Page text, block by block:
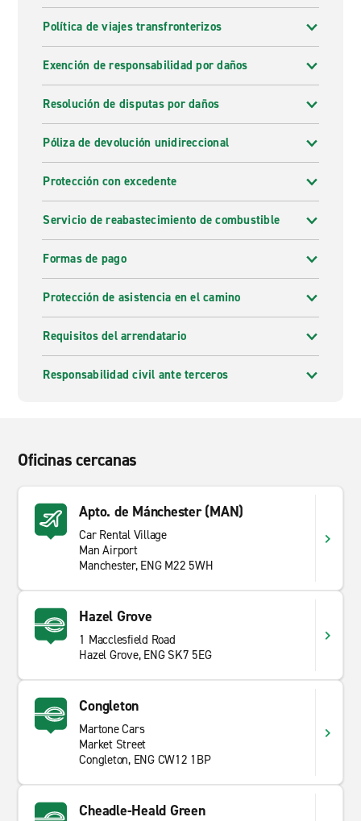
Política de viajes transfronterizos
Exención de responsabilidad por daños
Resolución de disputas por daños
Póliza de devolución unidireccional
Protección con excedente
Servicio de reabastecimiento de combustible
Formas de pago
Protección de asistencia en el camino
Requisitos del arrendatario
Responsabilidad civil ante terceros
Oficinas cercanas
Apto. de Mánchester (MAN)
Car Rental Village
Man Airport
Manchester, ENG M22 5WH
Hazel Grove
1 Macclesfield Road
Hazel Grove, ENG SK7 5EG
Congleton
Martone Cars
Market Street
Congleton, ENG CW12 1BP
Cheadle-Heald Green